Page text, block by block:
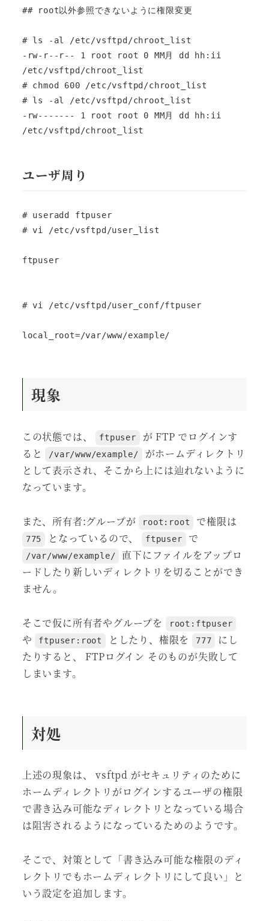
## root以外参照できないように権限変更
# ls -al /etc/vsftpd/chroot_list
-rw-r--r-- 1 root root 0 MM月 dd hh:ii
/etc/vsftpd/chroot_list
# chmod 600 /etc/vsftpd/chroot_list
# ls -al /etc/vsftpd/chroot_list
-rw------- 1 root root 0 MM月 dd hh:ii
/etc/vsftpd/chroot_list
ユーザ周り
# useradd ftpuser
# vi /etc/vsftpd/user_list
ftpuser
# vi /etc/vsftpd/user_conf/ftpuser
local_root=/var/www/example/
現象
この状態では、 ftpuser
が FTP でログインす
ると
/var/www/example/
がホームディレクトリ
として表示され、そこから上には辿れないように
なっています。
また、所有者:グループが root:root で権限は
775 となっているので、 ftpuser で
/var/www/example/
直下にファイルをアップロ
ードしたり新しいディレクトリを切ることができ
ません。
そこで仮に所有者やグループを root:ftpuser
や ftpuser:root としたり、権限を 777
にし
たりすると、 FTPログイン そのものが失敗して
しまいます。
対処
上述の現象は、 vsftpd がセキュリティのために
ホームディレクトリがログインするユーザの権限
で書き込み可能なディレクトリとなっている場合
は阻害されるようになっているためのようです。
そこで、対策として「書き込み可能な権限のディ
レクトリでもホームディレクトリにして良い」と
いう設定を追加します。